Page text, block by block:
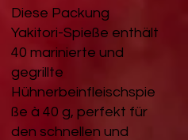
Diese Packung
Yakitori-Spieße enthält
40 marinierte und
gegrillte
Hühnerbeinfleischspie
ße à 40 g, perfekt für
den schnellen und